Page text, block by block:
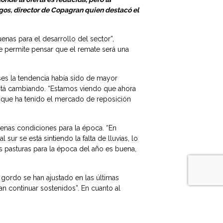
director de Copagran quien destacó el
para el desarrollo del sector”,
pensar que el remate será una
la tendencia había sido de mayor
cambiando. “Estamos viendo que ahora
ha tenido el mercado de reposición
condiciones para la época. “En
sur se está sintiendo la falta de lluvias, lo
para la época del año es buena,
se han ajustado en las últimas
continuar sostenidos”. En cuanto al